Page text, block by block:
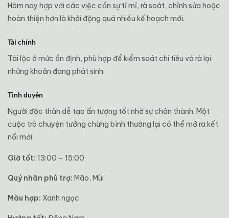
Hôm nay hợp với các việc cần sự tỉ mỉ, rà soát, chỉnh sửa hoặc
hoàn thiện hơn là khởi động quá nhiều kế hoạch mới.
Tài chính
Tài lộc ở mức ổn định, phù hợp để kiểm soát chi tiêu và rà lại
những khoản đang phát sinh.
Tình duyên
Người độc thân dễ tạo ấn tượng tốt nhờ sự chân thành. Một
cuộc trò chuyện tưởng chừng bình thường lại có thể mở ra kết
nối mới.
Giờ tốt: 13:00 – 15:00
Quý nhân phù trợ: Mão, Mùi
Màu hợp: Xanh ngọc